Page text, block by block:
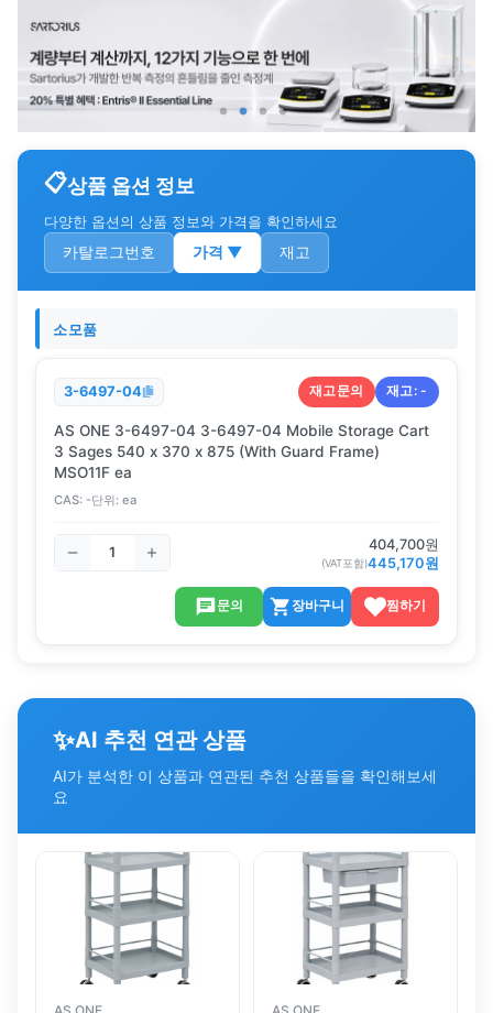
상품 옵션 정보
다양한 옵션의 상품 정보와 가격을 확인하세요
카탈로그번호 가격 ▼ 재고
소모품
3-6497-04 재고문의 재고:-
AS ONE 3-6497-04 3-6497-04 Mobile Storage Cart
3 Sages 540 x 370 x 875 (With Guard Frame)
MSO11F ea
CAS: -단위: ea
404,700원
(VAT포함)445,170원
문의 장바구니 찜하기
✨AI 추천 연관 상품
AI가 분석한 이 상품과 연관된 추천 상품들을 확인해보세
요